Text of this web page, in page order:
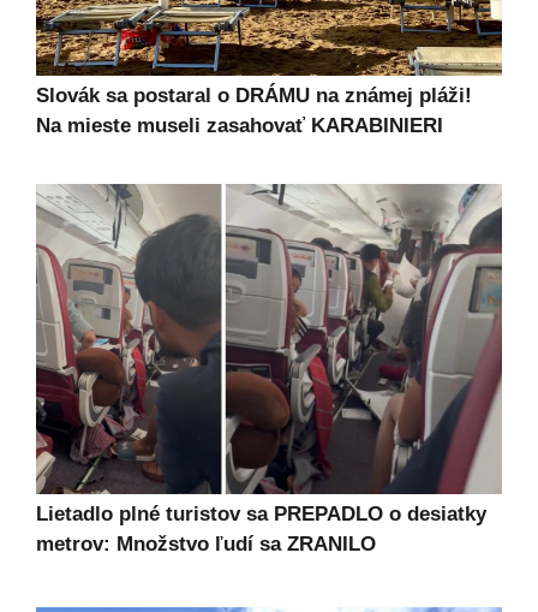
Slovák sa postaral o DRÁMU na známej pláži!
Na mieste museli zasahovať KARABINIERI
Lietadlo plné turistov sa PREPADLO o desiatky
metrov: Množstvo ľudí sa ZRANILO